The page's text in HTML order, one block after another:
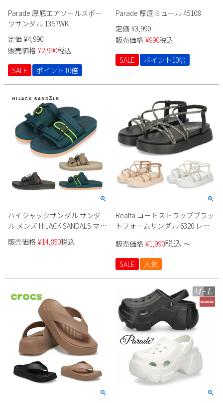
Parade 厚底エアソールスポー
ツサンダル 1357WK
定価 ¥4,990
販売価格 ¥2,990税込
SALE
ポイント10倍
Parade 厚底ミュール 45108
定価 ¥3,990
販売価格 ¥990税込
SALE
ポイント10倍
ハイジャックサンダル サンダ
ル メンズ HIJACK SANDALS マニ
ック MANIC スライド スポーツ
サンダル ベルクロ 軽量 アウト
販売価格 ¥14,850税込
Realta コードストラッププラッ
トフォームサンダル 6320 レデ
販売価格 ¥1,990税込 〜
SALE 人気